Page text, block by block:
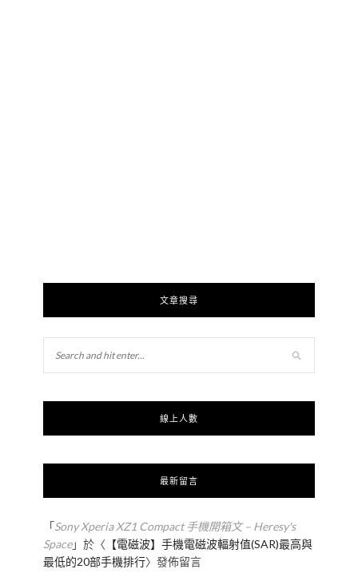
文章搜尋
線上人數
最新留言
「Sony Xperia XZ1 Compact 手機開箱文 – Heresy's
Space」於〈 【電磁波】手機電磁波輻射值(SAR)最高與
最低的20部手機排行〉發佈留言